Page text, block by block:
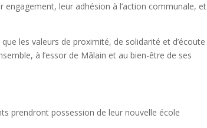
leur adhésion à l’action communale, et
les valeurs de proximité, de solidarité et d’écoute
à l’essor de Mâlain et au bien-être de ses
prendront possession de leur nouvelle école